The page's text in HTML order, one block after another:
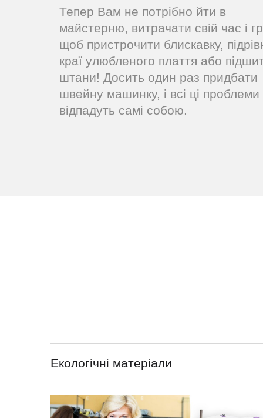
Тепер Вам не потрібно йти в
майстерню, витрачати свій час і
щоб пристрочити блискавку,
краї улюбленого плаття або
штани! Досить один раз придбати
швейну машинку, і всі ці проблеми
відпадуть самі собою.
Екологічні матеріали